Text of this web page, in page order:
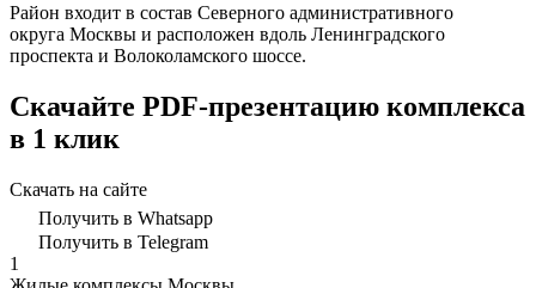
Район входит в состав Северного административного
округа Москвы и расположен вдоль Ленинградского
проспекта и Волоколамского шоссе.
Скачайте PDF-презентацию комплекса
в 1 клик
Скачать на сайте
Получить в Whatsapp
Получить в Telegram
1